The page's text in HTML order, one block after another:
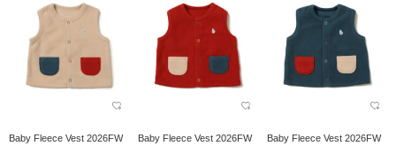
Baby Fleece Vest 2026FW
Baby Fleece Vest 2026FW
Baby Fleece Vest 2026FW